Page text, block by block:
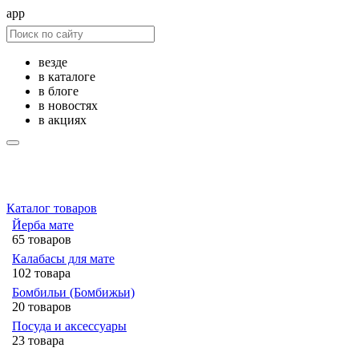
app
везде
в каталоге
в блоге
в новостях
в акциях
Каталог товаров
Йерба мате
65 товаров
Калабасы для мате
102 товара
Бомбильи (Бомбижьи)
20 товаров
Посуда и аксессуары
23 товара